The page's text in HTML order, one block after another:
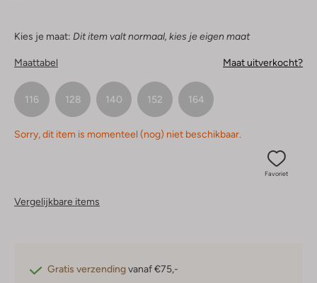
Kies je maat: Dit item valt normaal, kies je eigen maat
Maattabel Maat uitverkocht?
116 128 140 152 164
Sorry, dit item is momenteel (nog) niet beschikbaar.
Favoriet
Vergelijkbare items
Gratis verzendingvanaf €75,-